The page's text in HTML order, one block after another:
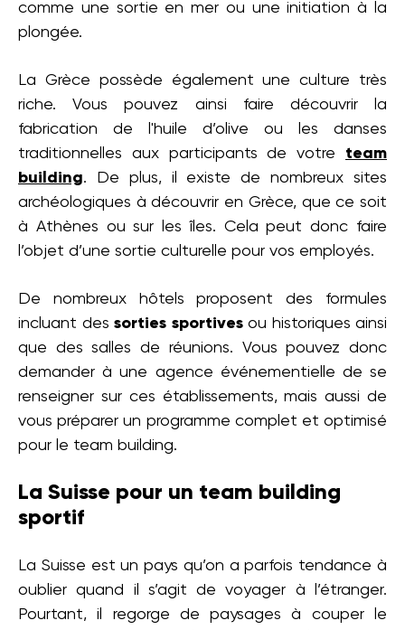
comme une sortie en mer ou une initiation à la
plongée.
La Grèce possède également une culture très
riche. Vous pouvez ainsi faire découvrir la
fabrication de l'huile d’olive ou les danses
traditionnelles aux participants de votre team
building. De plus, il existe de nombreux sites
archéologiques à découvrir en Grèce, que ce soit
à Athènes ou sur les îles. Cela peut donc faire
l’objet d’une sortie culturelle pour vos employés.
De nombreux hôtels proposent des formules
incluant des sorties sportivesou historiques ainsi
que des salles de réunions. Vous pouvez donc
demander à une agence événementielle de se
renseigner sur ces établissements, mais aussi de
vous préparer un programme complet et optimisé
pour le team building.
La Suisse pour un team building
sportif
La Suisse est un pays qu’on a parfois tendance à
oublier quand il s’agit de voyager à l’étranger.
Pourtant, il regorge de paysages à couper le